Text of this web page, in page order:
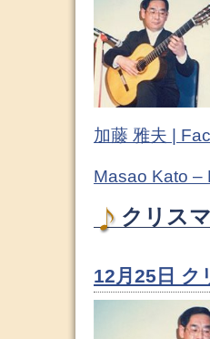
加藤 雅夫 |
Masao Kato –
クリス
12月25日 ク